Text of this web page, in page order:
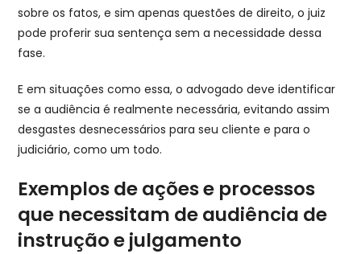
sobre os fatos, e sim apenas questões de direito, o juiz
pode proferir sua sentença sem a necessidade dessa
fase.
E em situações como essa, o advogado deve identificar
se a audiência é realmente necessária, evitando assim
desgastes desnecessários para seu cliente e para o
judiciário, como um todo.
Exemplos de ações e processos
que necessitam de audiência de
instrução e julgamento